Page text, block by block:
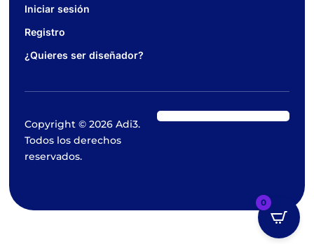
Iniciar sesión
Registro
¿Quieres ser diseñador?
Copyright © 2026 Adi3.
Todos los derechos
reservados.
0